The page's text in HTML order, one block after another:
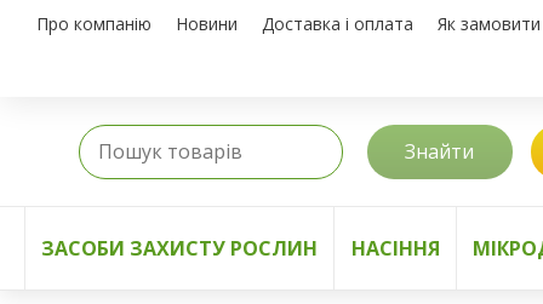
Про компанію Новини Доставка і оплата Як замовити
Знайти
ЗАСОБИ ЗАХИСТУ РОСЛИН НАСІННЯ